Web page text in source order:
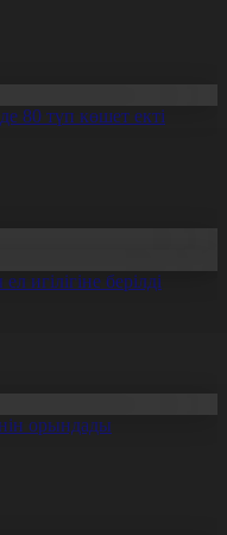
80 түп көшет екті
игілігіне берілді
орындады